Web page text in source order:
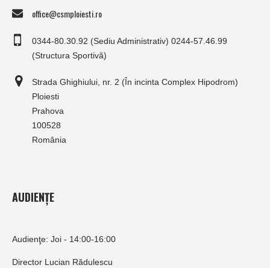
office@csmploiesti.ro
0344-80.30.92 (Sediu Administrativ) 0244-57.46.99
(Structura Sportivă)
Strada Ghighiului, nr. 2 (În incinta Complex Hipodrom)
Ploiesti
Prahova
100528
România
AUDIENȚE
Audienţe: Joi - 14:00-16:00
Director Lucian Rădulescu